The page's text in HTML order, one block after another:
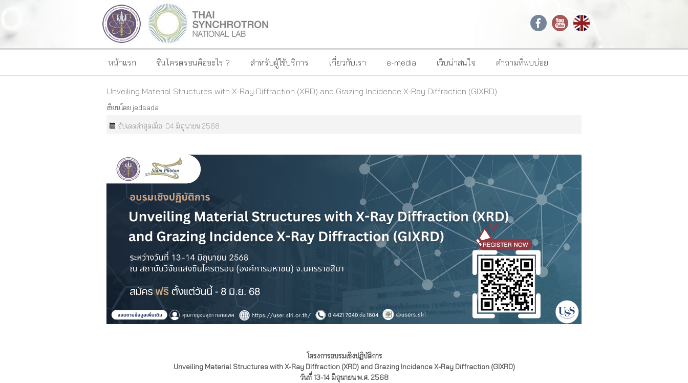
หน้าแรก ซินโครตรอนคืออะไร ? สำหรับผู้ใช้บริการ เกี่ยวกับเรา e-media เว็บน่าสนใจ คำถามที่พบบ่อย
Unveiling Material Structures with X-Ray Diffraction (XRD) and Grazing Incidence X-Ray Diffraction (GIXRD)
เขียนโดย jedsada
อัปเดตล่าสุดเมื่อ: 04 มิถุนายน 2568
โครงการอบรมเชิงปฏิบัติการ
Unveiling Material Structures with X-Ray Diffraction (XRD) and Grazing Incidence X-Ray Diffraction (GIXRD)
วันที่ 13-14 มิถุนายน พ.ศ. 2568